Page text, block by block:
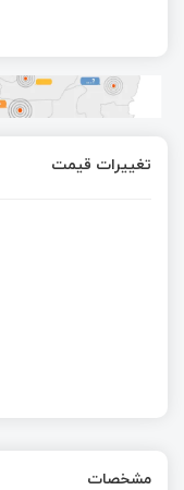
تغییرات قیمت
مشخصات